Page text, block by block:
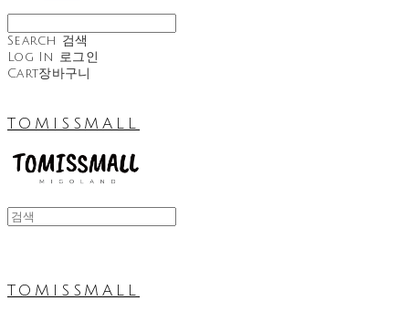
Search 검색
Log In 로그인
Cart장바구니
TOMISSMALL
TOMISSMALL